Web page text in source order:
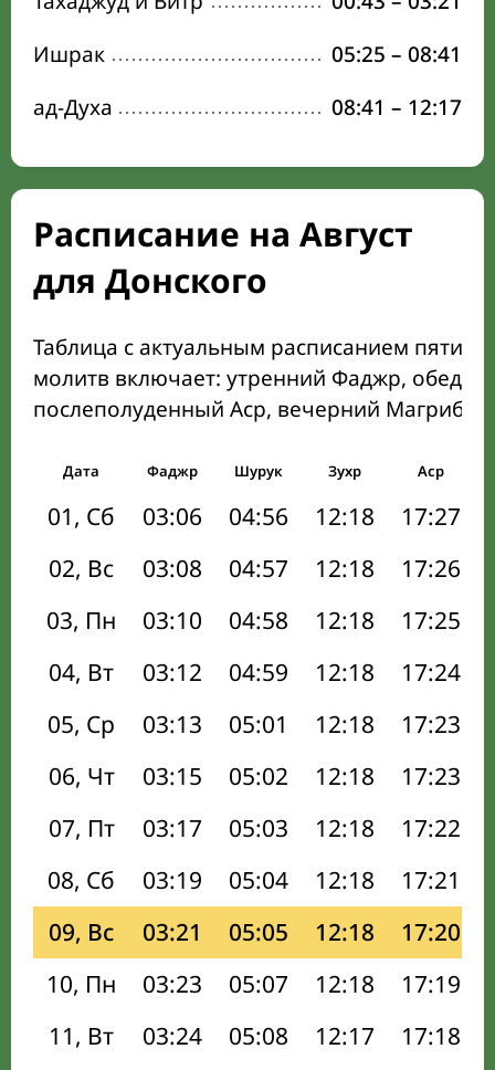
Ишрак
05:25 – 08:41
ад-Духа
08:41 – 12:17
Расписание на Август
для Донского
Таблица с актуальным расписанием пяти
молитв включает: утренний Фаджр,
послеполуденный Аср, вечерний Магриб
Дата Фаджр Шурук Зухр Аср
01, Сб 03:06 04:56 12:18 17:27
02, Вс
03:08 04:57 12:18 17:26
03, Пн
03:10 04:58 12:18 17:25
04, Вт
03:12 04:59 12:18 17:24
05, Ср
03:13 05:01 12:18 17:23
06, Чт
03:15 05:02 12:18 17:23
07, Пт
03:17 05:03 12:18 17:22
08, Сб
03:19 05:04 12:18 17:21
09, Вс
03:21 05:05 12:18 17:20
10, Пн
03:23 05:07 12:18 17:19
11, Вт
03:24 05:08 12:17 17:18